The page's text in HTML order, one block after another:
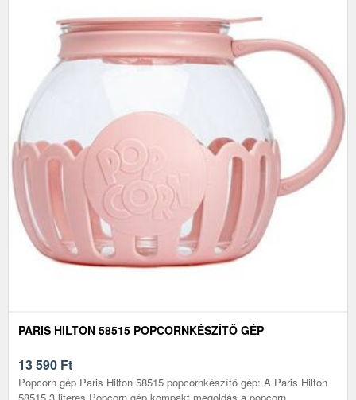
PARIS HILTON 58515 POPCORNKÉSZÍTŐ GÉP
13 590 Ft
Popcorn gép Paris Hilton 58515 popcornkészítő gép: A Paris Hilton